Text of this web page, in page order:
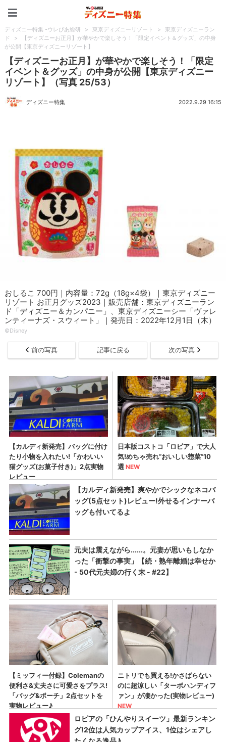
ディズニー特集 -ウレぴあ総研 > 東京ディズニーリゾート >
東京ディズニーラン
ド
>
【ディズニーお正月】が華やかで楽しそう！「限定イベント＆グッズ」の中身
が公開【東京ディズニーリゾート】
【ディズニーお正月】が華やかで楽しそう！「限定
イベント＆グッズ」の中身が公開【東京ディズニー
リゾート】（写真 25/53）
ディズニー特集 2022.9.29 16:15
おしるこ 700円｜内容量：72g（18g×4袋）｜東京ディズニー
リゾート お正月グッズ2023｜販売店舗：東京ディズニーラン
ド「ディズニー＆カンパニー」、東京ディズニーシー「ヴァレ
ンティーナズ・スウィート」｜発売日：2022年12月1日（木）
©︎Disney
前の写真 記事に戻る 次の写真